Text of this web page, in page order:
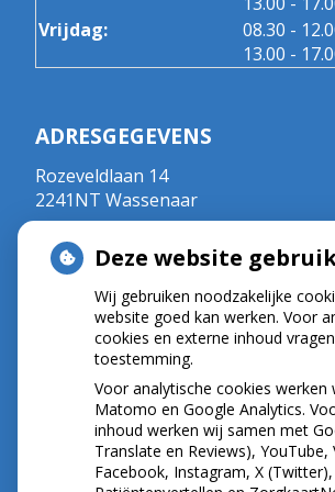
Vrijdag:
08.30 tot
-
13.00 tot
-
ADRESGEGEVENS
Rozeveldlaan 14
2241NT Wassenaar
E-mail:
r.crul@kpnplanet.nl
BIG-nummer ; 09020533702
NIEUWS
Let op: valse Infomedics-mails
openstaande rekening
Tanden bleken? Laat het veilig
Gezond tandvlees: de basis voor
Deze website
Wij gebruiken noodzakelijke
website goed kan werken. Voor
cookies en externe inhoud
toestemming.
Voor analytische cookies
Matomo en Google Analytics.
inhoud werken wij samen met
Translate en Reviews), YouTube,
Facebook, Instagram, X